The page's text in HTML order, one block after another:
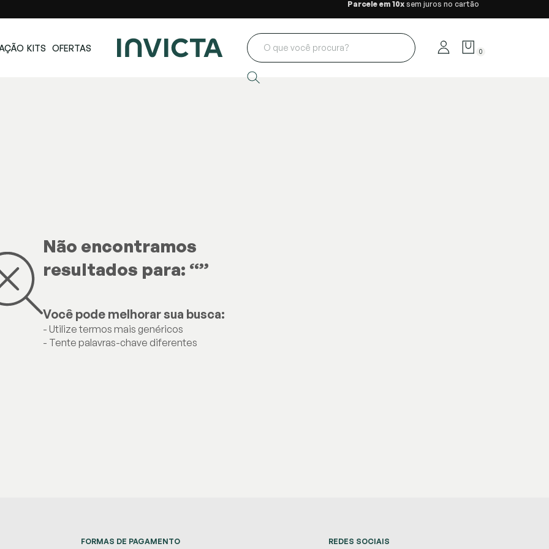
Parcele em 10x sem juros no cartão
KITS OFERTAS 0
Não encontramos
resultados para: “”
Você pode melhorar sua busca:
- Utilize termos mais genéricos
- Tente palavras-chave diferentes
FORMAS DE PAGAMENTO REDES SOCIAIS